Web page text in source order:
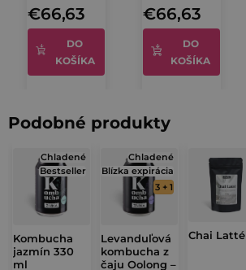
z
hviezdičiek.
€66,63
DO
KOŠÍKA
€66,63
DO
KOŠÍKA
Podobné produkty
Chladené
Bestseller
Kombucha
jazmín 330
ml
Chladené
Blízka expirácia
3 + 1
Levanduľová
kombucha z
čaju Oolong –
Chai Latté